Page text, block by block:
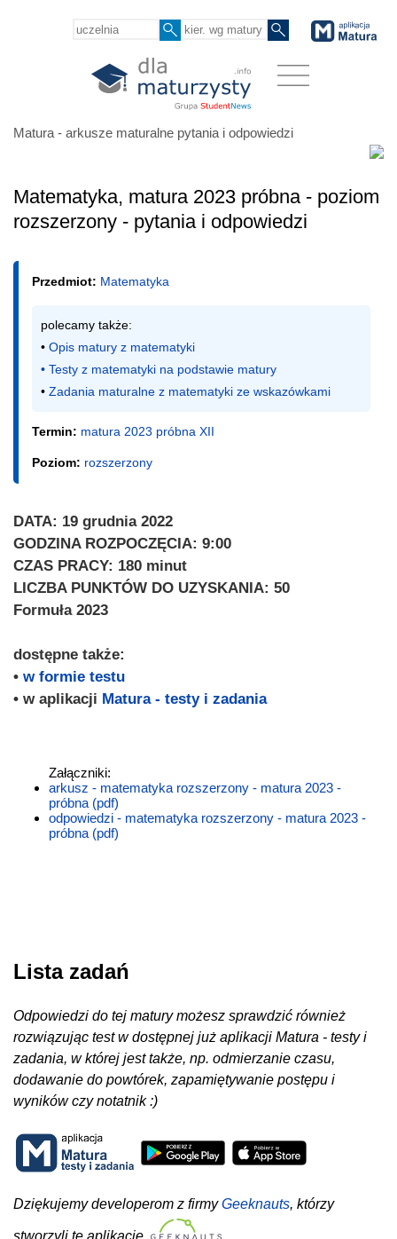
Matura - arkusze maturalne pytania i odpowiedzi
Matematyka, matura 2023 próbna - poziom
rozszerzony - pytania i odpowiedzi
Przedmiot: Matematyka
polecamy także:
• Opis matury z matematyki
• Testy z matematyki na podstawie matury
• Zadania maturalne z matematyki ze wskazówkami
Termin: matura 2023 próbna XII
Poziom: rozszerzony
DATA: 19 grudnia 2022
GODZINA ROZPOCZĘCIA: 9:00
CZAS PRACY: 180 minut
LICZBA PUNKTÓW DO UZYSKANIA: 50
Formuła 2023
dostępne także:
• w formie testu
• w aplikacji Matura - testy i zadania
Załączniki:
arkusz - matematyka rozszerzony - matura 2023 -
próbna (pdf)
odpowiedzi - matematyka rozszerzony - matura 2023 -
próbna (pdf)
Lista zadań
Odpowiedzi do tej matury możesz sprawdzić również
rozwiązując test w dostępnej już aplikacji Matura - testy i
zadania, w której jest także, np. odmierzanie czasu,
dodawanie do powtórek, zapamiętywanie postępu i
wyników czy notatnik :)
Dziękujemy developerom z firmyGeeknauts, którzy
stworzyli tę aplikację